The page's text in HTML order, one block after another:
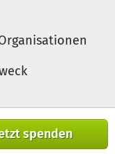
spenden